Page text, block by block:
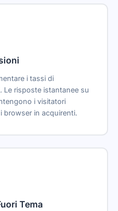
i tassi di
Le risposte istantanee su
i visitatori
browser in acquirenti.
Tema